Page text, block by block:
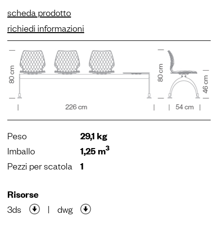
scheda prodotto
richiedi informazioni
Peso 29,1 kg
Imballo 1,25 m3
Pezzi per scatola 1
Risorse
3ds | dwg